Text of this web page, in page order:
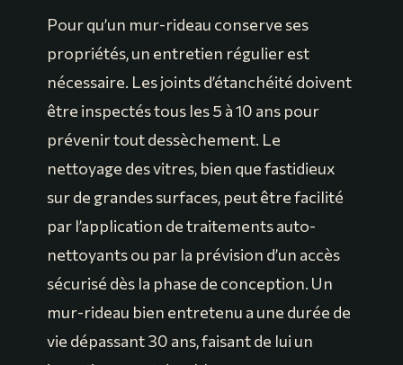
Pour qu’un mur-rideau conserve ses
propriétés, un entretien régulier est
nécessaire. Les joints d’étanchéité doivent
être inspectés tous les 5 à 10 ans pour
prévenir tout dessèchement. Le
nettoyage des vitres, bien que fastidieux
sur de grandes surfaces, peut être facilité
par l’application de traitements auto-
nettoyants ou par la prévision d’un accès
sécurisé dès la phase de conception. Un
mur-rideau bien entretenu a une durée de
vie dépassant 30 ans, faisant de lui un